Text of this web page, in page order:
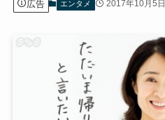
広告 エンタメ 2017年10月5日